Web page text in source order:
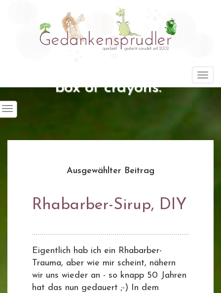
"Life is about using the whole
box of crayons."
Ausgewählter Beitrag
Rhabarber-Sirup, DIY
Eigentlich hab ich ein Rhabarber-
Trauma, aber wie mir scheint, nähern
wir uns wieder an - so knapp 50 Jahren
hat das nun gedauert ;-) In dem